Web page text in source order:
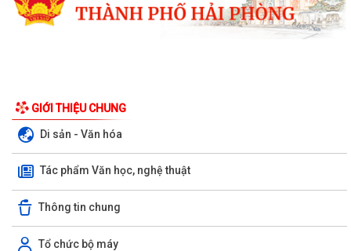
GIỚI THIỆU CHUNG
Di sản - Văn hóa
Tác phẩm Văn học, nghệ thuật
Thông tin chung
Tổ chức bộ máy